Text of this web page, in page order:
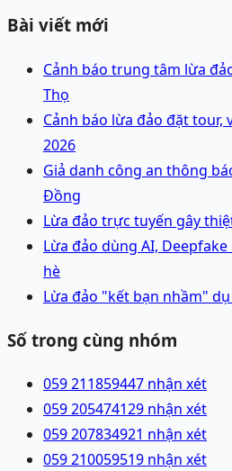
Bài viết mới
Cảnh báo trung tâm lừa
Thọ
Cảnh báo lừa đảo đặt tour,
2026
Giả danh công an thông
Đồng
Lừa đảo trực tuyến gây
Lừa đảo dùng AI,
hè
Lừa đảo "kết bạn nhầm"
Số trong cùng nhóm
059 211859447 nhận xét
059 205474129 nhận xét
059 207834921 nhận xét
059 210059519 nhận xét